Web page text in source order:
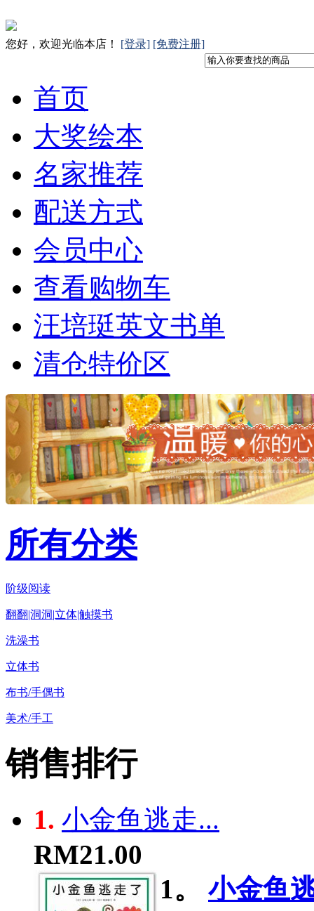
您好，欢迎光临本店！ [登录] [免费注册]
首页
大奖绘本
名家推荐
配送方式
会员中心
查看购物车
汪培珽英文书单
清仓特价区
所有分类
阶级阅读
翻翻|洞洞|立体|触摸书
洗澡书
立体书
布书/手偶书
美术/手工
销售排行
1. 小金鱼逃走...
RM21.00
1。
小金鱼